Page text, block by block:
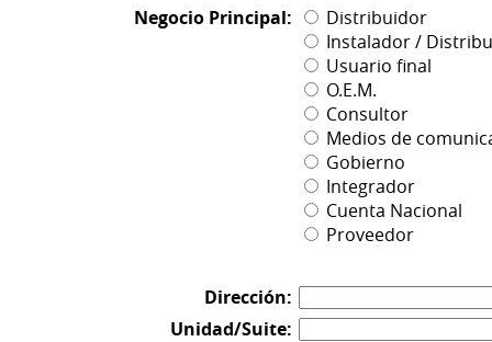
Negocio Principal:
Distribuidor
Instalador /
Usuario final
O.E.M.
Consultor
Medios de
Gobierno
Integrador
Cuenta Nacional
Proveedor
Dirección:
Unidad/Suite: